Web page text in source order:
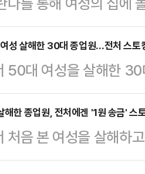
이해식 민주당 의원이
는 국정기획위 첫 …
에 올라간 것으로 추정
기 어려운 고민이 있거
자살 예방 상담 전화
문가의 상담을 받을
영장을 법원이 기각했
고 속옷을 훔치기까지
다"고 지적했다.지난
벌법 위반 및 주거침입,
"증거인멸과 재범위험
27일 새벽 1시쯤 여성
…
성 살해한 30대 종업원…전처 스토
50대 여성을 살해한
을 선고 받았다.21일
)은 최근 스토킹 범죄
징역 6개월을 선고
좌에 수십차례 1원을
해한 종업원, 전처에겐 '1원 송금' 스
처음 본 여성을 살해하
남성이, 이혼한 아내